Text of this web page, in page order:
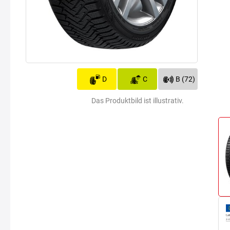
D C B (72)
Das Produktbild ist illustrativ.